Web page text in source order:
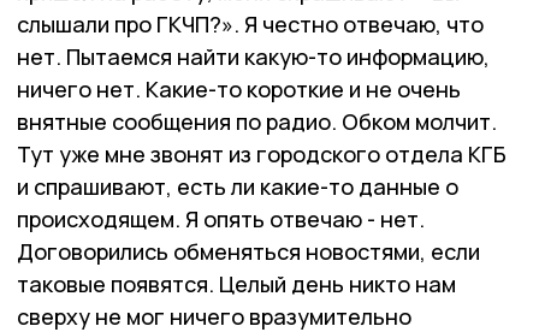
слышали про ГКЧП?». Я честно отвечаю, что
нет. Пытаемся найти какую-то информацию,
ничего нет. Какие-то короткие и не очень
внятные сообщения по радио. Обком молчит.
Тут уже мне звонят из городского отдела КГБ
и спрашивают, есть ли какие-то данные о
происходящем. Я опять отвечаю - нет.
Договорились обменяться новостями, если
таковые появятся. Целый день никто нам
сверху не мог ничего вразумительно